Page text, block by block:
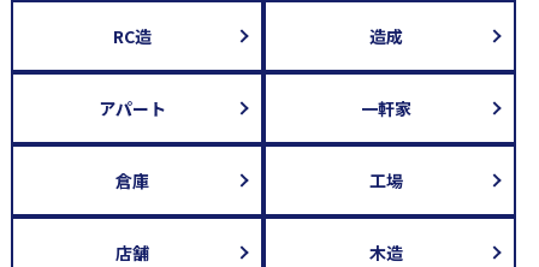
RC造 造成
アパート 一軒家
倉庫 工場
店舗 木造